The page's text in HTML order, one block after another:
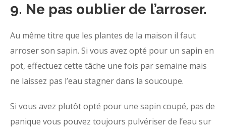
9. Ne pas oublier de l’arroser.
Au même titre que les plantes de la maison il faut
arroser son sapin. Si vous avez opté pour un sapin en
pot, effectuez cette tâche une fois par semaine mais
ne laissez pas l’eau stagner dans la soucoupe.
Si vous avez plutôt opté pour une sapin coupé, pas de
panique vous pouvez toujours pulvériser de l’eau sur